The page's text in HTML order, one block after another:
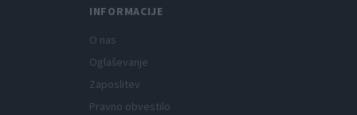
INFORMACIJE
O nas
Oglaševanje
Zaposlitev
Pravno obvestilo